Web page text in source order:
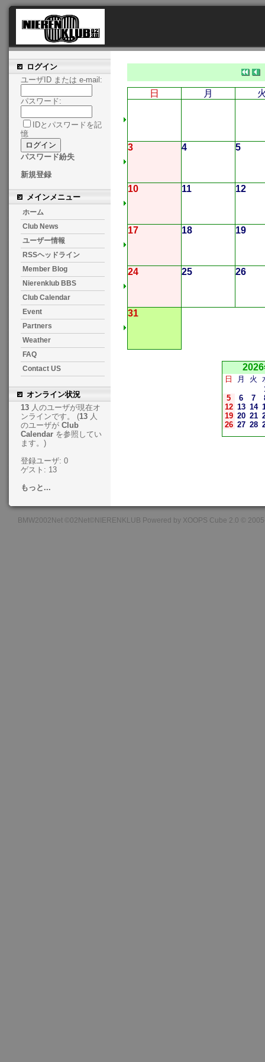
ログイン
ユーザID または e-mail:
パスワード:
IDとパスワードを記
憶
パスワード紛失
新規登録
メインメニュー
ホーム
Club News
ユーザー情報
RSSヘッドライン
Member Blog
Nierenklub BBS
Club Calendar
Event
Partners
Weather
FAQ
Contact US
オンライン状況
13 人のユーザが現在オ
ンラインです。 (13 人
のユーザが Club
Calendar を参照してい
ます。)
登録ユーザ: 0
ゲスト: 13
もっと...
日 月
3 4 5
10 11 12
17 18 19
24 25 26
31
日 月 火
5
6 7
12 13 14
19 20 21
26 27 28
BMW2002Net ©02Net©NIERENKLUB Powered by XOOPS Cube 2.0 ©